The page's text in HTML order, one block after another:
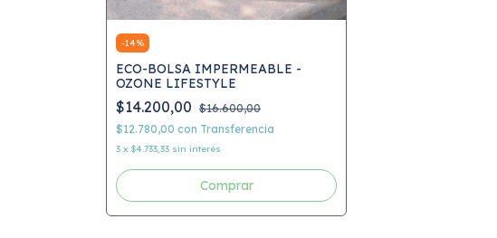
-14%
ECO-BOLSA IMPERMEABLE -
OZONE LIFESTYLE
$14.200,00 $16.600,00
$12.780,00 con Transferencia
3 x $4.733,33 sin interés